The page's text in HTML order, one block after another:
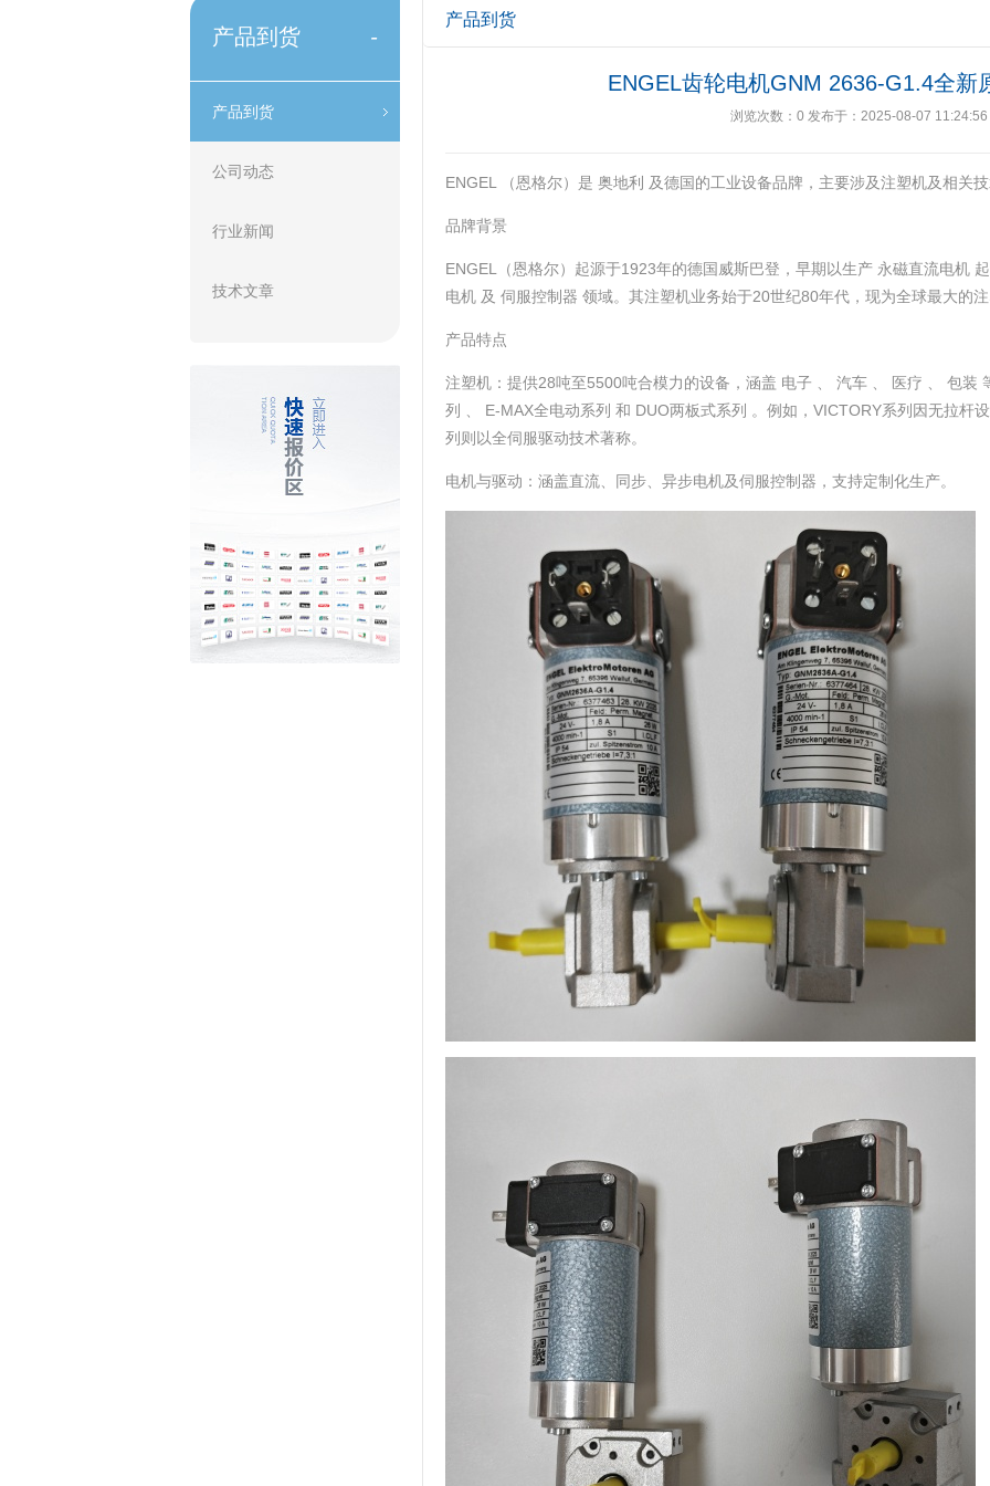
产品到货 -
产品到货
公司动态
行业新闻
技术文章
产品到货
ENGEL齿轮电机GNM 2636-G1.4全新
浏览次数： 0 发布于：2025-08-07 11:24:56
ENGEL （恩格尔）是 奥地利 及德国的工业设备品牌，主要涉及注塑机及相关
品牌背景
ENGEL（恩格尔）起源于1923年的德国威斯巴登，早期以生产 永磁直流电机
电机 及 伺服控制器 领域。其注塑机业务始于20世纪80年代，现为全球最大的
产品特点
注塑机‌：提供28吨至5500吨合模力的设备，涵盖 电子 、 汽车 、 医疗 、 包装
列 、 E-MAX全电动系列 和 DUO两板式系列 。例如，VICTORY系列因无拉杆
列则以全伺服驱动技术著称。 ‌
‌电机与驱动‌：涵盖直流、同步、异步电机及伺服控制器，支持定制化生产。 ‌